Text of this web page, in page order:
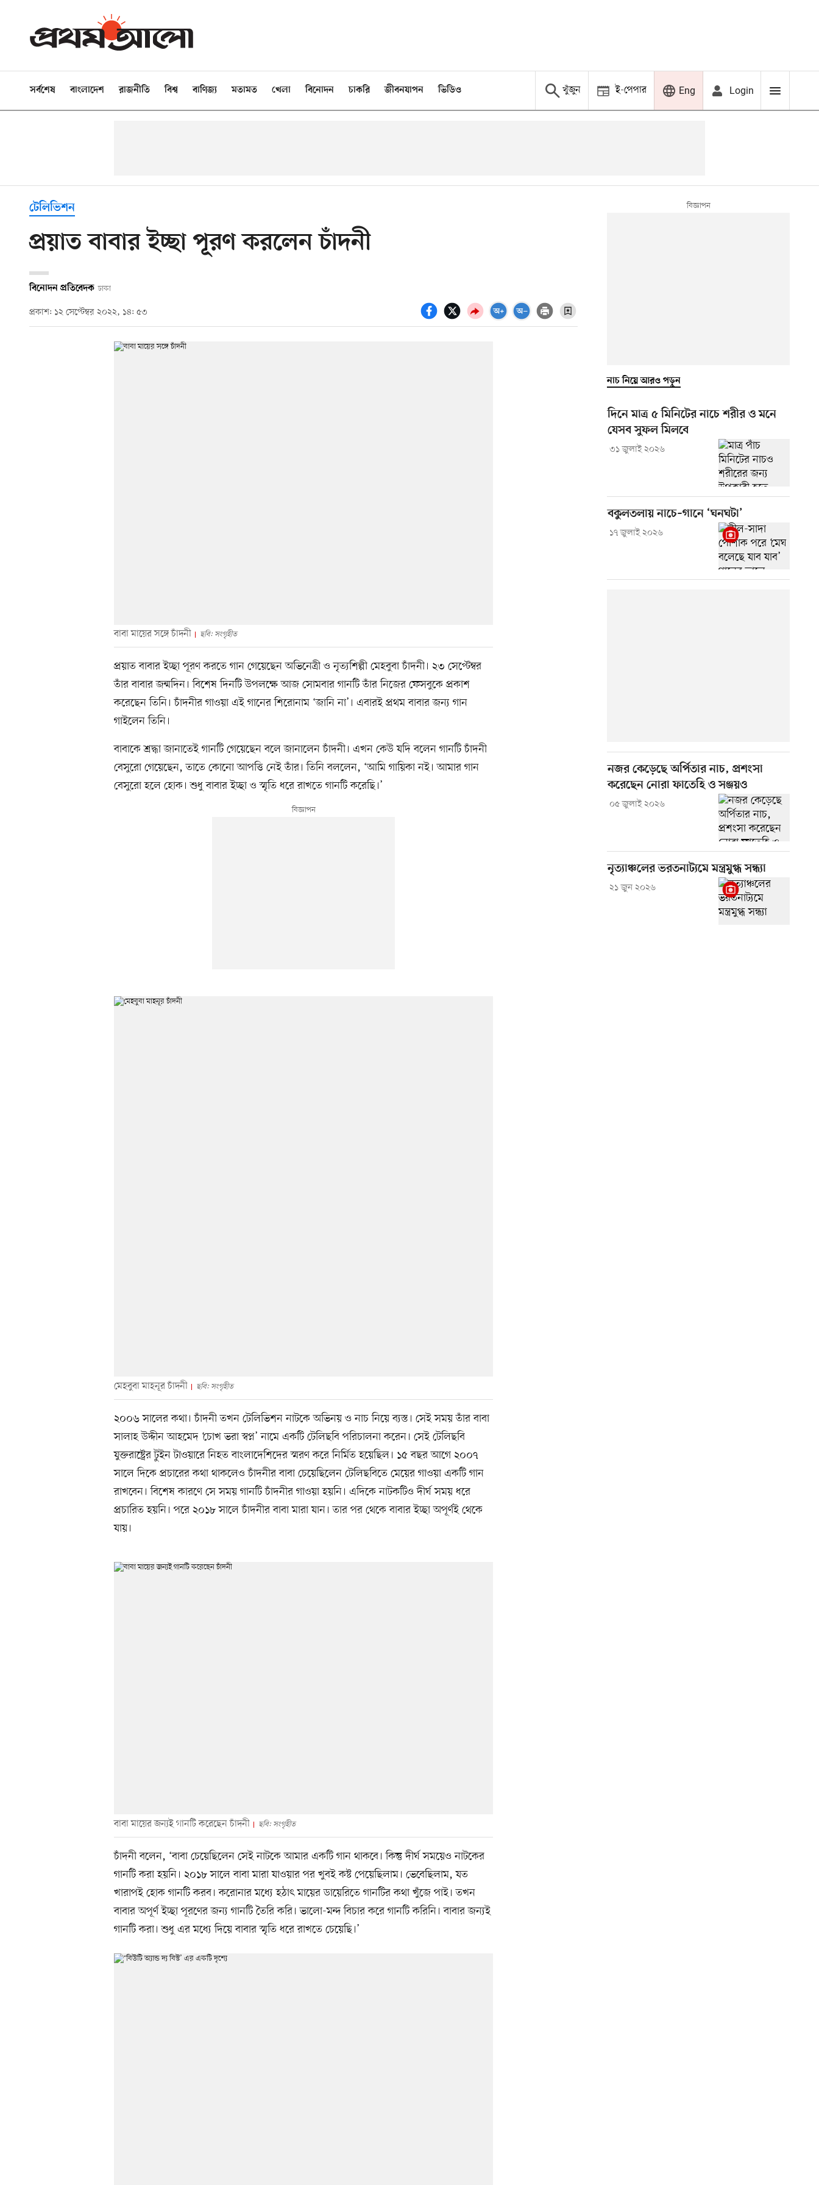
সর্বশেষ বাংলাদেশ রাজনীতি বিশ্ব বাণিজ্য মতামত খেলা বিনোদন চাকরি জীবনযাপন ভিডিও খুঁজুন ই-পেপার Eng Login
টেলিভিশন
প্রয়াত বাবার ইচ্ছা পূরণ করলেন চাঁদনী
বিনোদন প্রতিবেদক ঢাকা
প্রকাশ: ১২ সেপ্টেম্বর ২০২২, ১৪: ৫৩
বাবা মায়ের সঙ্গে চাঁদনী ছবি: সংগৃহীত
প্রয়াত বাবার ইচ্ছা পূরণ করতে গান গেয়েছেন অভিনেত্রী ও নৃত্যশিল্পী মেহবুবা চাঁদনী। ২৩ সেপ্টেম্বর
তাঁর বাবার জন্মদিন। বিশেষ দিনটি উপলক্ষে আজ সোমবার গানটি তাঁর নিজের ফেসবুকে প্রকাশ
করেছেন তিনি। চাঁদনীর গাওয়া এই গানের শিরোনাম ‘জানি না’। এবারই প্রথম বাবার জন্য গান
গাইলেন তিনি।
বাবাকে শ্রদ্ধা জানাতেই গানটি গেয়েছেন বলে জানালেন চাঁদনী। এখন কেউ যদি বলেন গানটি চাঁদনী
বেসুরো গেয়েছেন, তাতে কোনো আপত্তি নেই তাঁর। তিনি বললেন, ‘আমি গায়িকা নই। আমার গান
বেসুরো হলে হোক। শুধু বাবার ইচ্ছা ও স্মৃতি ধরে রাখতে গানটি করেছি।’
মেহবুবা মাহনূর চাঁদনী ছবি: সংগৃহীত
২০০৬ সালের কথা। চাঁদনী তখন টেলিভিশন নাটকে অভিনয় ও নাচ নিয়ে ব্যস্ত। সেই সময় তাঁর বাবা
সালাহ উদ্দীন আহমেদ ‘চোখ ভরা স্বপ্ন’ নামে একটি টেলিছবি পরিচালনা করেন। সেই টেলিছবি
যুক্তরাষ্ট্রের টুইন টাওয়ারে নিহত বাংলাদেশিদের স্মরণ করে নির্মিত হয়েছিল। ১৫ বছর আগে ২০০৭
সালে দিকে প্রচারের কথা থাকলেও চাঁদনীর বাবা চেয়েছিলেন টেলিছবিতে মেয়ের গাওয়া একটি গান
রাখবেন। বিশেষ কারণে সে সময় গানটি চাঁদনীর গাওয়া হয়নি। এদিকে নাটকটিও দীর্ঘ সময় ধরে
প্রচারিত হয়নি। পরে ২০১৮ সালে চাঁদনীর বাবা মারা যান। তার পর থেকে বাবার ইচ্ছা অপূর্ণই থেকে
যায়।
বাবা মায়ের জন্যই গানটি করেছেন চাঁদনী ছবি: সংগৃহীত
চাঁদনী বলেন, ‘বাবা চেয়েছিলেন সেই নাটকে আমার একটি গান থাকবে। কিন্তু দীর্ঘ সময়েও নাটকের
গানটি করা হয়নি। ২০১৮ সালে বাবা মারা যাওয়ার পর খুবই কষ্ট পেয়েছিলাম। ভেবেছিলাম, যত
খারাপই হোক গানটি করব। করোনার মধ্যে হঠাৎ মায়ের ডায়েরিতে গানটির কথা খুঁজে পাই। তখন
বাবার অপূর্ণ ইচ্ছা পূরণের জন্য গানটি তৈরি করি। ভালো-মন্দ বিচার করে গানটি করিনি। বাবার জন্যই
গানটি করা। শুধু এর মধ্যে দিয়ে বাবার স্মৃতি ধরে রাখতে চেয়েছি।’
নাচ নিয়ে আরও পড়ুন
দিনে মাত্র ৫ মিনিটের নাচে শরীর ও মনে
যেসব সুফল মিলবে
৩১ জুলাই ২০২৬
বকুলতলায় নাচে–গানে ‘ঘনঘটা’
১৭ জুলাই ২০২৬
নজর কেড়েছে অর্পিতার নাচ, প্রশংসা
করেছেন নোরা ফাতেহি ও সঞ্জয়ও
০৫ জুলাই ২০২৬
নৃত্যাঞ্চলের ভরতনাট্যমে মন্ত্রমুগ্ধ সন্ধ্যা
২১ জুন ২০২৬